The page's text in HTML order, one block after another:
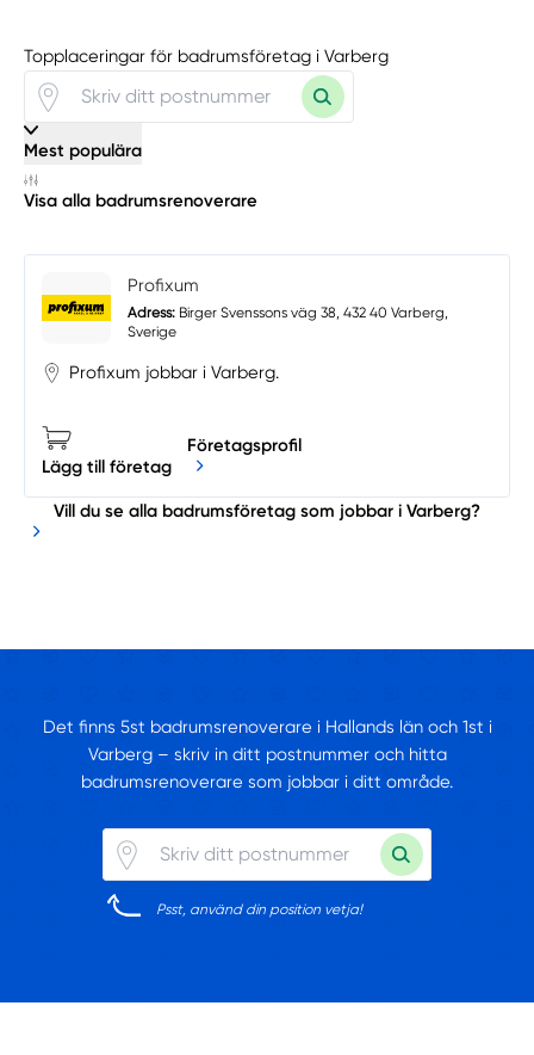
Topplaceringar för badrumsföretag i Varberg
Mest populära
Visa alla badrumsrenoverare
Profixum
Adress:Birger Svenssons väg 38, 432 40 Varberg,
Sverige
Profixum jobbar i Varberg.
Lägg till företag
Företagsprofil
Vill du se alla badrumsföretag som jobbar i Varberg?
Det finns 5st badrumsrenoverare i Hallands län och 1st i
Varberg – skriv in ditt postnummer och hitta
badrumsrenoverare som jobbar i ditt område.
Psst, använd din position vetja!